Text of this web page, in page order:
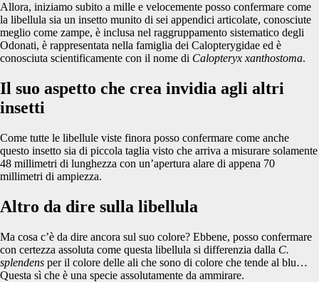
Allora, iniziamo subito a mille e velocemente posso confermare come
la libellula sia un insetto munito di sei appendici articolate, conosciute
meglio come zampe, è inclusa nel raggruppamento sistematico degli
Odonati, è rappresentata nella famiglia dei Calopterygidae ed è
conosciuta scientificamente con il nome di Calopteryx xanthostoma.
Il suo aspetto che crea invidia agli altri
insetti
Come tutte le libellule viste finora posso confermare come anche
questo insetto sia di piccola taglia visto che arriva a misurare solamente
48 millimetri di lunghezza con un’apertura alare di appena 70
millimetri di ampiezza.
Altro da dire sulla libellula
Ma cosa c’è da dire ancora sul suo colore? Ebbene, posso confermare
con certezza assoluta come questa libellula si differenzia dalla C.
splendens per il colore delle ali che sono di colore che tende al blu…
Questa sì che è una specie assolutamente da ammirare.